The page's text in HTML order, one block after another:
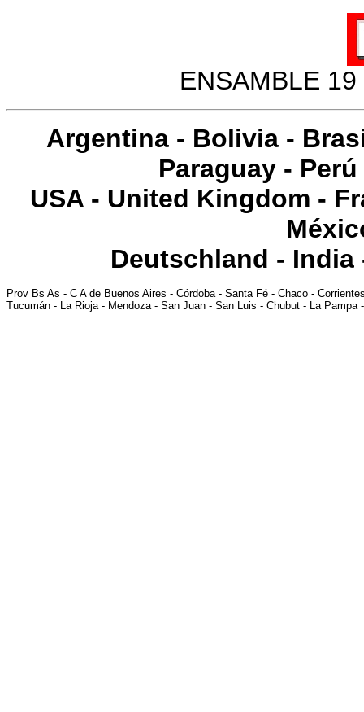
ENSAMBLE
Argentina - Bolivia -
Paraguay - Perú
USA- United Kingdom -
Deutschland - India
Prov Bs As - C A de Buenos Aires - Córdoba- Santa Fé - Chaco -
Tucumán - La Rioja- Mendoza- San Juan - San Luis - Chubut - La Pampa